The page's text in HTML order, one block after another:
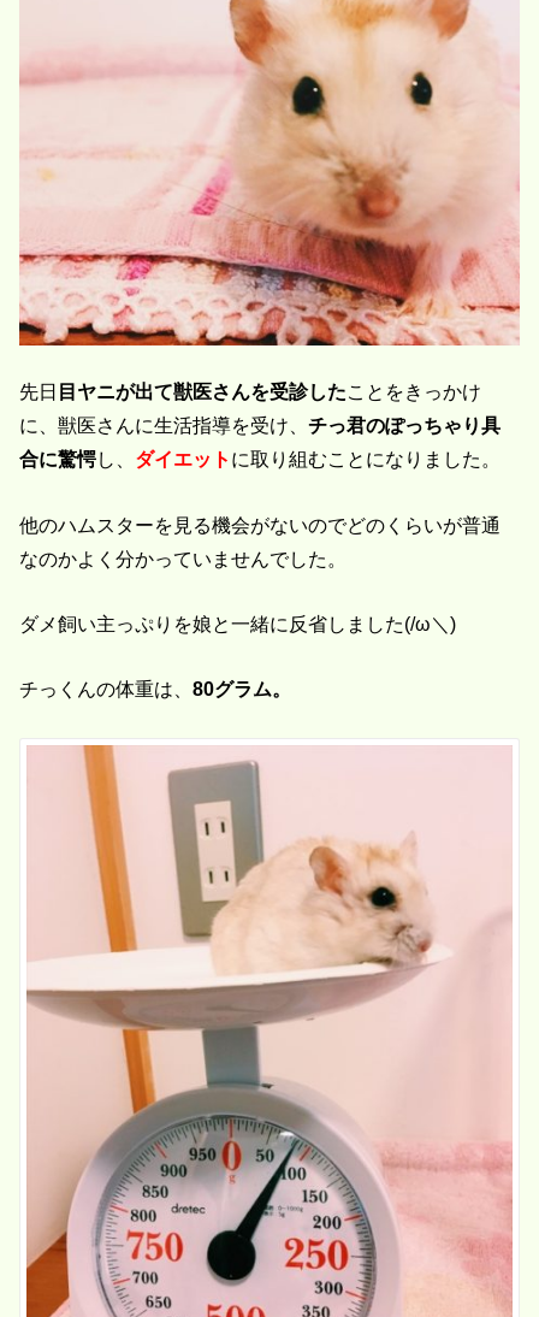
先日 目ヤニが出て獣医さんを受診したことをきっかけ
に、獣医さんに生活指導を受け、チっ君のぽっちゃり具
合に驚愕し、 ダイエット に取り組むことになりました。
他のハムスターを見る機会がないのでどのくらいが普通
なのかよく分かっていませんでした。
ダメ飼い主っぷりを娘と一緒に反省しました(/ω＼)
チっくんの体重は、80グラム。